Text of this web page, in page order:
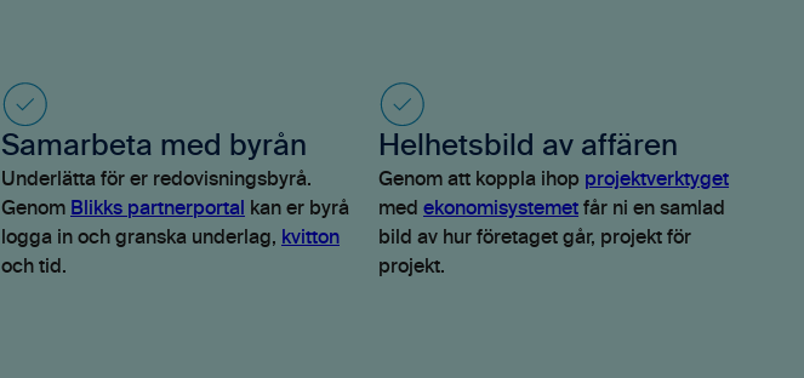
Samarbeta med byrån
Underlätta för er redovisningsbyrå.
Genom Blikks partnerportal
kan er byrå
logga in och granska underlag, kvitton
och tid.
Helhetsbild av affären
Genom att koppla ihop projektverktyget
med ekonomisystemet får ni en samlad
bild av hur företaget går, projekt för
projekt.